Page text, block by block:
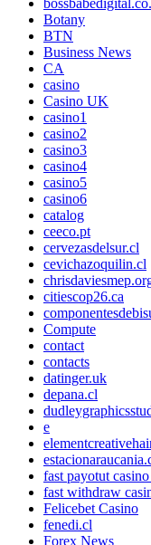
Botany
BTN
Business News
CA
casino
Casino UK
casino1
casino2
casino3
casino4
casino5
casino6
catalog
ceeco.pt
cervezasdelsur.cl
cevichazoquilin.cl
citiescop26.ca
Compute
contact
contacts
datinger.uk
depana.cl
e
fast payotut
fast withdraw
Felicebet Casino
fenedi.cl
Forex News